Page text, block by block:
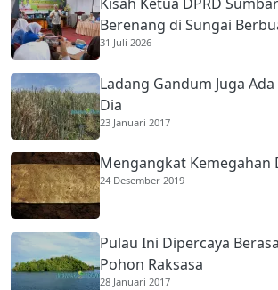
Berenang di Sungai
Membantu Ekonomi Orang
31 Juli 2026
Ladang Gandum Juga
Dia
23 Januari 2017
Mengangkat Kemegahan
24 Desember 2019
Pulau Ini Dipercaya
Pohon Raksasa
28 Januari 2017